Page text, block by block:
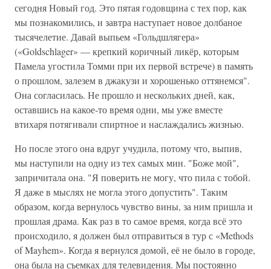
сегодня Новый год. Это пятая годовщина с тех пор, как
мы познакомились, и завтра наступает новое долбаное
тысячелетие. Давай выпьем «Гольдшлягера»
(«Goldschlager» — крепкий коричный ликёр, которым
Памела угостила Томми при их первой встрече) в память
о прошлом, залезем в джакузи и хорошенько оттянемся".
Она согласилась. Не прошло и нескольких дней, как,
оставшись на какое-то время одни, мы уже вместе
втихаря потягивали спиртное и наслаждались жизнью.
Но после этого она вдруг учудила, потому что, выпив,
мы наступили на одну из тех самых мин. "Боже мой",
запричитала она. "Я поверить не могу, что пила с тобой.
Я даже в мыслях не могла этого допустить". Таким
образом, когда вернулось чувство вины, за ним пришла и
прошлая драма. Как раз в то самое время, когда всё это
происходило, я должен был отправиться в тур с «Methods
of Mayhem». Когда я вернулся домой, её не было в городе,
она была на съемках для телевидения. Мы постоянно